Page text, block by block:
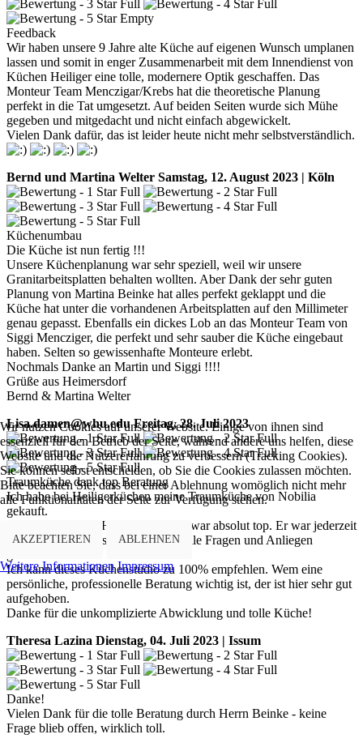
Feedback
Wir haben unsere 9 Jahre alte Küche auf eigenen Wunsch umplanen
lassen und somit in enger Zusammenarbeit mit dem Innendienst von
Küchen Heiliger eine tolle, modernere Optik geschaffen. Das
Monteur Team Menczigar/Krebs hat die theoretische Planung
perfekt in die Tat umgesetzt. Auf beiden Seiten wurde sich Mühe
gegeben und mitgedacht und nicht einfach abgewickelt.
Vielen Dank dafür, das ist leider heute nicht mehr selbstverständlich.
Bernd und Martina Welter Samstag, 12. August 2023 | Köln
Küchenumbau
Die Küche ist nun fertig !!!
Unsere Küchenplanung war sehr speziell, weil wir unsere
Granitarbeitsplatten behalten wollten. Aber Dank der sehr guten
Planung von Martina Beinke hat alles perfekt geklappt und die
Küche hat unter die vorhandenen Arbeitsplatten auf den Millimeter
genau gepasst. Ebenfalls ein dickes Lob an das Monteur Team von
Siggi Mencziger, die perfekt und sehr sauber die Küche eingebaut
haben. Selten so gewissenhafte Monteure erlebt.
Nochmals Danke an Martin und Siggi !!!!
Grüße aus Heimersdorf
Bernd & Martina Welter
Lisa.damen@whu.edu Freitag, 28. Juli 2023
Traumküche dank top Beratung
Ich habe bei Heiligerküchen meine Traumküche von Nobilia
gekauft.
Die Beratung von Herrn Linnkamp war absolut top. Er war jederzeit
erreichbar und hat sich schnell um alle Fragen und Anliegen
Ich kann dieses Küchenstudio zu 100% empfehlen. Wem eine
persönliche, professionelle Beratung wichtig ist, der ist hier sehr gut
aufgehoben.
Danke für die unkomplizierte Abwicklung und tolle Küche!
Theresa Lazina Dienstag, 04. Juli 2023 | Issum
Danke!
Vielen Dank für die tolle Beratung durch Herrn Beinke - keine
Frage blieb offen, wirklich toll.
Wir nutzen Cookies auf unserer Website. Einige von ihnen sind
essenziell für den Betrieb der Seite, während andere uns helfen, diese
Website und die Nutzererfahrung zu verbessern (Tracking Cookies).
Sie können selbst entscheiden, ob Sie die Cookies zulassen möchten.
Bitte beachten Sie, dass bei einer Ablehnung womöglich nicht mehr
alle Funktionalitäten der Seite zur Verfügung stehen.
AKZEPTIEREN ABLEHNEN
Weitere Informationen Impressum